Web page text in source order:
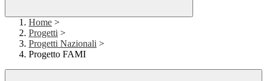
Home >
Progetti >
Progetti Nazionali >
Progetto FAMI